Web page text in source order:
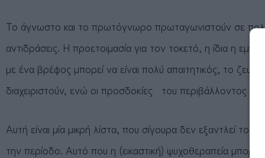
Το άγνωστο και το πρωτόγνωρο πρωταγωνιστούν σε
αντιδράσεις. Η προετοιμασία για τον τοκετό, η ίδια η
με ένα βρέφος μπορεί να είναι πολύ απαιτητικός, το
διαχειριστούν, ενώ οι προσδοκίες του περιβάλλοντος και
Αυτή είναι μία μικρή λίστα, που σίγουρα δεν εξαντλεί
την περίοδο. Αυτό που η (εικαστική) ψυχοθεραπεία